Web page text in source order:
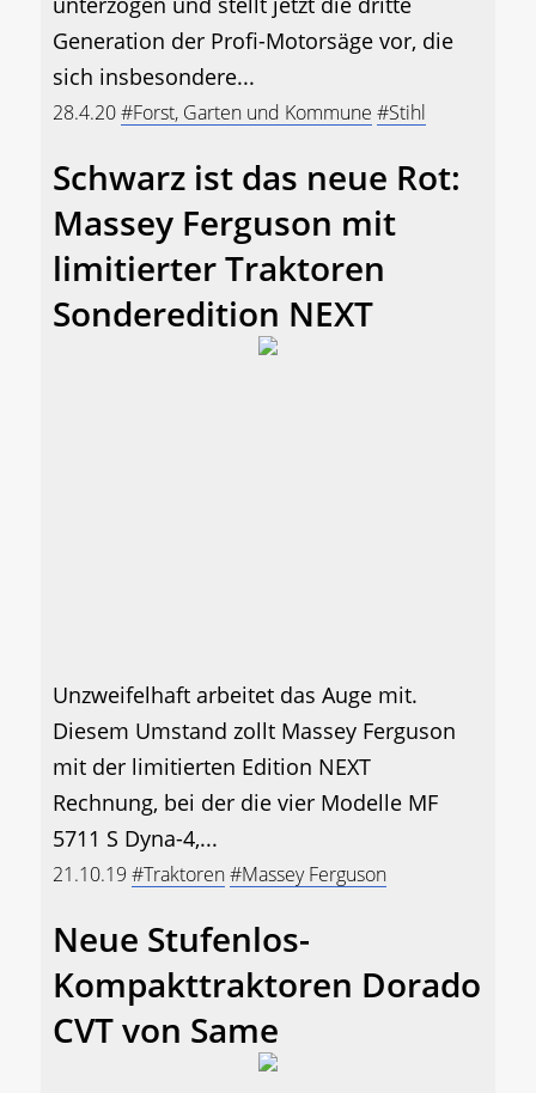
Generation der Profi-Motorsäge vor, die
sich insbesondere...
28.4.20#Forst, Garten und Kommune #Stihl
Schwarz ist das neue Rot:
Massey Ferguson mit
limitierter Traktoren
Sonderedition NEXT
Unzweifelhaft arbeitet das Auge mit.
Diesem Umstand zollt Massey Ferguson
mit der limitierten Edition NEXT
Rechnung, bei der die vier Modelle MF
5711 S Dyna-4,...
21.10.19 #Traktoren#Massey Ferguson
Neue Stufenlos-
Kompakttraktoren Dorado
CVT von Same